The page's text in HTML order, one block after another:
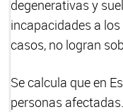
degenerativas y
incapacidades a
casos, no logran
Se calcula que en
personas